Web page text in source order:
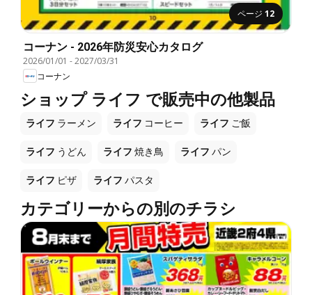
ページ 12
コーナン - 2026年防災安心カタログ
2026/01/01 -2027/03/31
コーナン
ショップ ライフ で販売中の他製品
ライフ ラーメン ライフ コーヒー ライフ ご飯
ライフ うどん ライフ 焼き鳥 ライフ パン
ライフ ピザ ライフ パスタ
カテゴリーからの別のチラシ